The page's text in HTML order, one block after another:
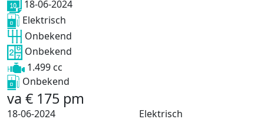
18-06-2024
Elektrisch
Onbekend
Onbekend
1.499 cc
Onbekend
va € 175 pm
18-06-2024
Elektrisch